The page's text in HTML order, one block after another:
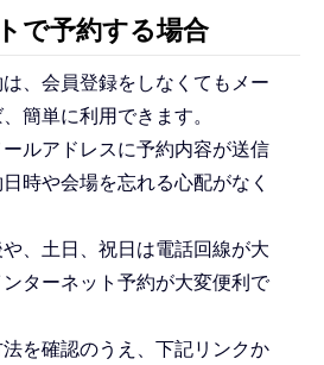
で予約する場合
、会員登録をしなくてもメー
簡単に利用できます。
ルアドレスに予約内容が送信
時や会場を忘れる心配がなく
、土日、祝日は電話回線が大
ターネット予約が大変便利で
法を確認のうえ、下記リンクか